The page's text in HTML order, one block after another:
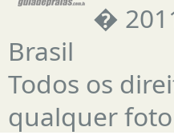
�
Brasil
Todos os
qualquer